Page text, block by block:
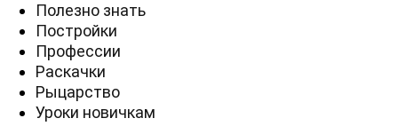
Полезно знать
Постройки
Профессии
Раскачки
Рыцарство
Уроки новичкам